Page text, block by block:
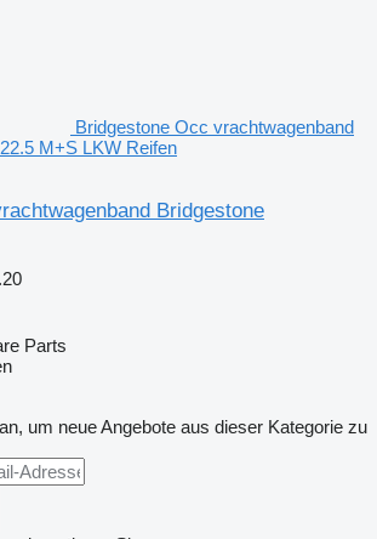
Bridgestone Occ vrachtwagenband
M+S LKW Reifen
Bridgestone
Parts
um neue Angebote aus dieser Kategorie zu